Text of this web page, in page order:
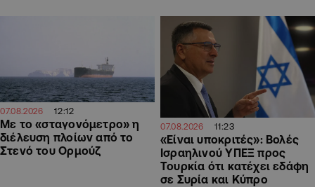
07.08.2026 12:12
Με το «σταγονόμετρο» η
διέλευση πλοίων από το
Στενό του Ορμούζ
07.08.2026 11:23
«Είναι υποκριτές»: Βολές
Ισραηλινού ΥΠΕΞ προς
Τουρκία ότι κατέχει εδάφη
σε Συρία και Κύπρο